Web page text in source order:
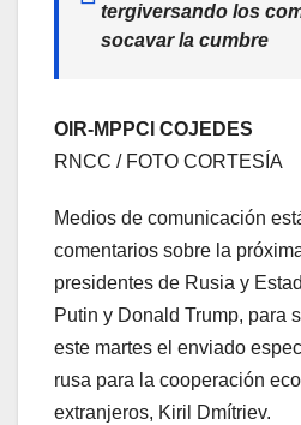
tergiversando los
socavar la cumbre
OIR-MPPCI COJEDES
RNCC / FOTO CORTESÍA
Medios de comunicación
comentarios sobre la
presidentes de Rusia y
Putin y Donald Trump, para
este martes el enviado
rusa para la cooperación
extranjeros, Kiril Dmítriev.